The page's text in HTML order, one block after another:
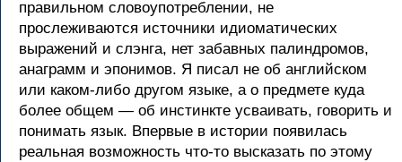
правильном словоупотреблении, не
прослеживаются источники идиоматических
выражений и слэнга, нет забавных палиндромов,
анаграмм и эпонимов. Я писал не об английском
или каком-либо другом языке, а о предмете куда
более общем — об инстинкте усваивать, говорить и
понимать язык. Впервые в истории появилась
реальная возможность что-то высказать по этому